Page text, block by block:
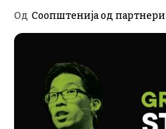
Од Соопштенија од партнери